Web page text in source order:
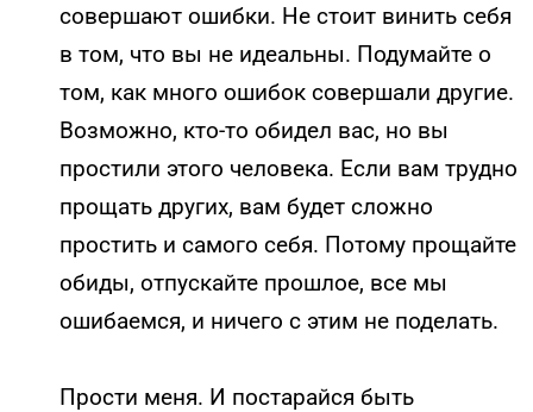
совершают ошибки. Не стоит винить себя
в том, что вы не идеальны. Подумайте о
том, как много ошибок совершали другие.
Возможно, кто-то обидел вас, но вы
простили этого человека. Если вам трудно
прощать других, вам будет сложно
простить и самого себя. Потому прощайте
обиды, отпускайте прошлое, все мы
ошибаемся, и ничего с этим не поделать.
Прости меня. И постарайся быть